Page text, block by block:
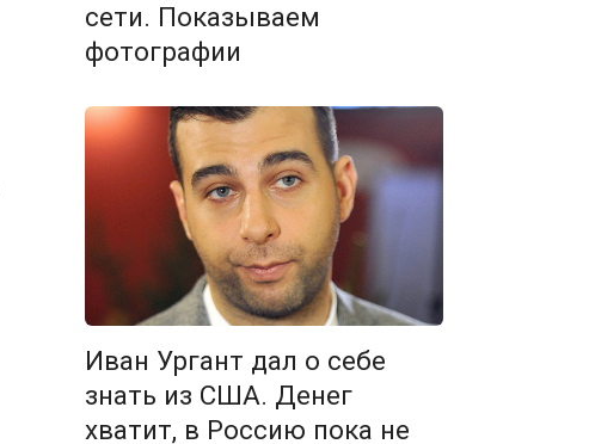
сети. Показываем
фотографии
Иван Ургант дал о себе
знать из США. Денег
хватит, в Россию пока не